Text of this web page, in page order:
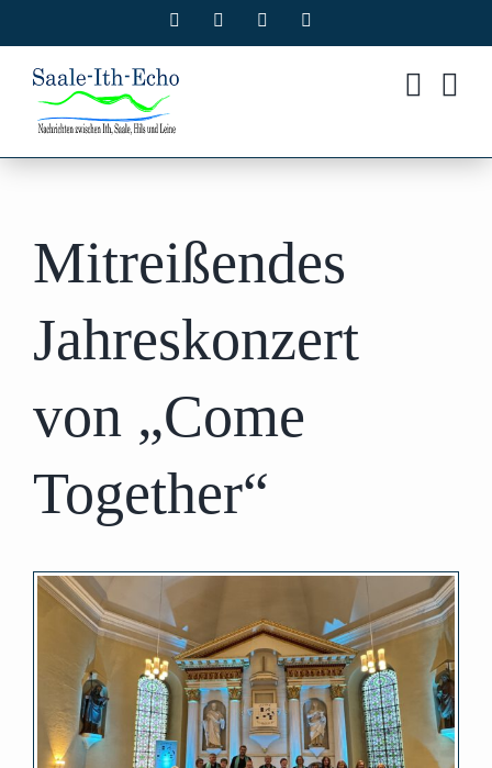
Inhalt
springen
Facebook Instagram
Mitreißendes
Jahreskonzert
von „Come
Together“
Zeige
grösseres